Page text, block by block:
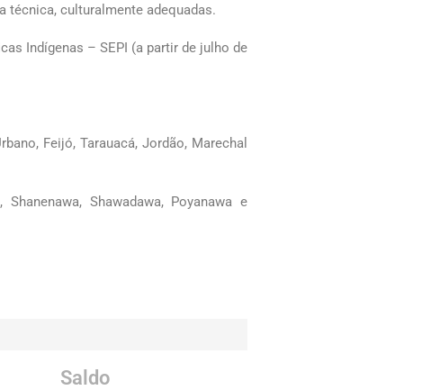
técnica, culturalmente adequadas.
Indígenas – SEPI (a partir de julho de
Feijó, Tarauacá, Jordão, Marechal
Shawadawa, Poyanawa e
Saldo